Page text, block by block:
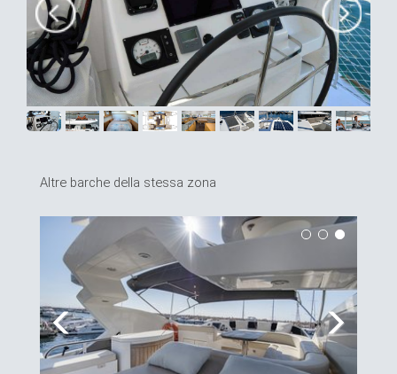
Altre barche della stessa zona
Previous Next